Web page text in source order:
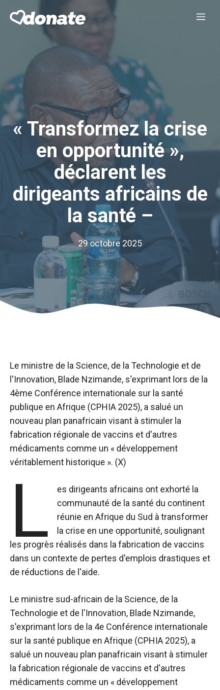
« Transformez la crise
en opportunité »,
déclarent les
dirigeants africains de
la santé –
29 octobre 2025
Le ministre de la Science, de la Technologie et de
l'Innovation, Blade Nzimande, s'exprimant lors de la
4ème Conférence internationale sur la santé
publique en Afrique (CPHIA 2025), a salué un
nouveau plan panafricain visant à stimuler la
fabrication régionale de vaccins et d'autres
médicaments comme un « développement
véritablement historique ». (X)
L
es dirigeants africains ont exhorté la
communauté de la santé du continent
réunie en Afrique du Sud à transformer
la crise en une opportunité, soulignant
les progrès réalisés dans la fabrication de vaccins
dans un contexte de pertes d'emplois drastiques et
de réductions de l'aide.
Le ministre sud-africain de la Science, de la
Technologie et de l'Innovation, Blade Nzimande,
s'exprimant lors de la 4e Conférence internationale
sur la santé publique en Afrique (CPHIA 2025), a
salué un nouveau plan panafricain visant à stimuler
la fabrication régionale de vaccins et d'autres
médicaments comme un « développement